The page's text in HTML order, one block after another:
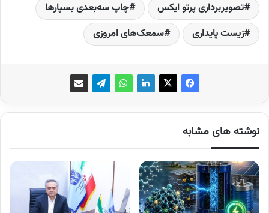
تصویربرداری پرتو ایکس
چاپ سه‌بعدی بسپارها
زیست پایداری
سمعک‌های امروزی
نوشته های مشابه